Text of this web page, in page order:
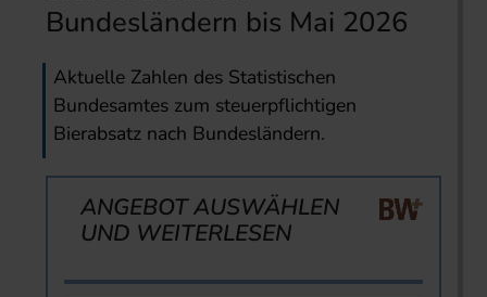
Bundesländern bis Mai 2026
Aktuelle Zahlen des Statistischen
Bundesamtes zum steuerpflichtigen
Bierabsatz nach Bundesländern.
ANGEBOT AUSWÄHLEN
UND WEITERLESEN